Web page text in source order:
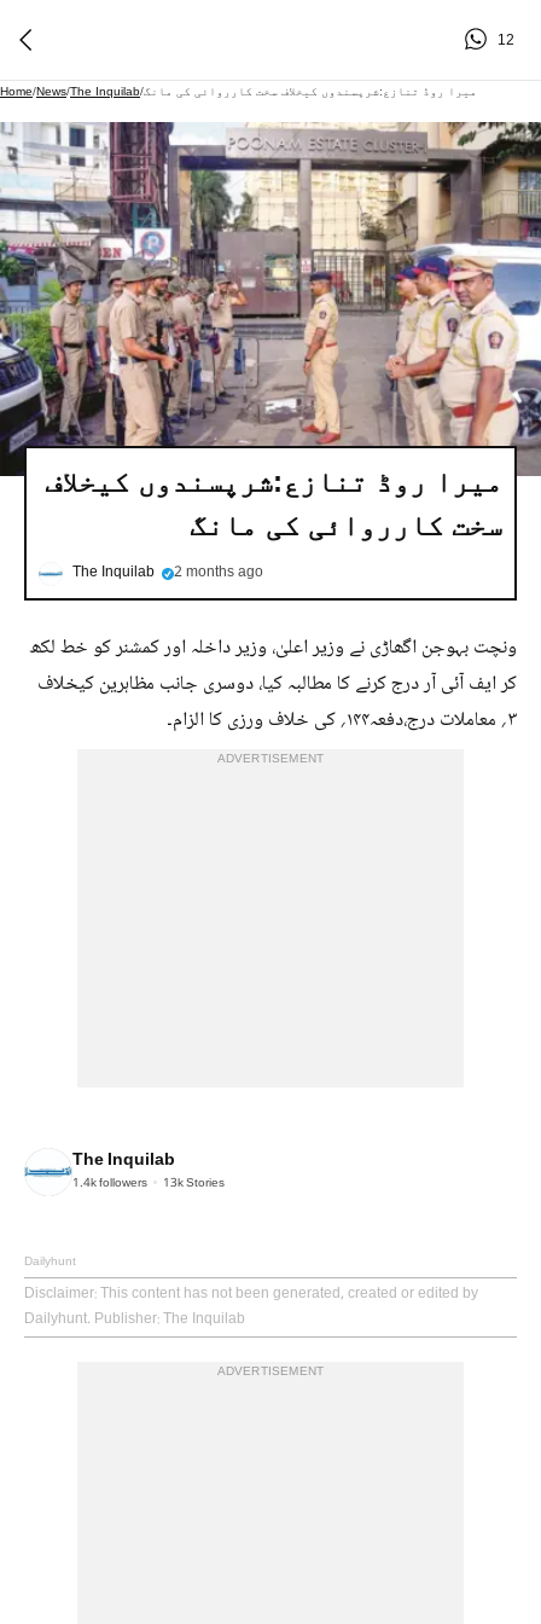
12
Home/News/The Inquilab/میرا روڈ تنازع:شرپسندوں کیخلاف سخت کارروائی کی مانگ
میرا روڈ تنازع:شرپسندوں کیخلاف
سخت کارروائی کی مانگ
The Inquilab 2 months ago
ونچت بہوجن اگھاڑی نے وزیر اعلیٰ، وزیر داخلہ اور کمشنر کو خط لکھ
کر ایف آئی آر درج کرنے کا مطالبہ کیا، دوسری جانب مظاہرین کیخلاف
۳؍ معاملات درج،دفعہ۱۴۴؍ کی خلاف ورزی کا الزام۔
ADVERTISEMENT
The Inquilab
1.4kfollowers 13kStories
Dailyhunt
Disclaimer: This content has not been generated, created or edited by
Dailyhunt. Publisher: The Inquilab
ADVERTISEMENT